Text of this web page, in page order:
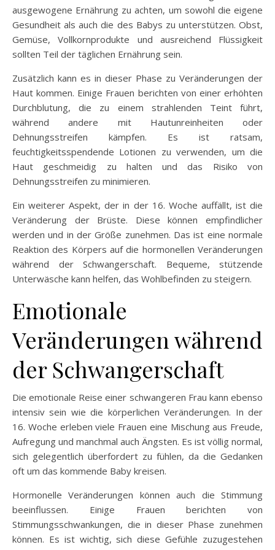
ausgewogene Ernährung zu achten, um sowohl die eigene
Gesundheit als auch die des Babys zu unterstützen. Obst,
Gemüse, Vollkornprodukte und ausreichend Flüssigkeit
sollten Teil der täglichen Ernährung sein.
Zusätzlich kann es in dieser Phase zu Veränderungen der
Haut kommen. Einige Frauen berichten von einer erhöhten
Durchblutung, die zu einem strahlenden Teint führt,
während andere mit Hautunreinheiten oder
Dehnungsstreifen kämpfen. Es ist ratsam,
feuchtigkeitsspendende Lotionen zu verwenden, um die
Haut geschmeidig zu halten und das Risiko von
Dehnungsstreifen zu minimieren.
Ein weiterer Aspekt, der in der 16. Woche auffällt, ist die
Veränderung der Brüste. Diese können empfindlicher
werden und in der Größe zunehmen. Das ist eine normale
Reaktion des Körpers auf die hormonellen Veränderungen
während der Schwangerschaft. Bequeme, stützende
Unterwäsche kann helfen, das Wohlbefinden zu steigern.
Emotionale
Veränderungen während
der Schwangerschaft
Die emotionale Reise einer schwangeren Frau kann ebenso
intensiv sein wie die körperlichen Veränderungen. In der
16. Woche erleben viele Frauen eine Mischung aus Freude,
Aufregung und manchmal auch Ängsten. Es ist völlig normal,
sich gelegentlich überfordert zu fühlen, da die Gedanken
oft um das kommende Baby kreisen.
Hormonelle Veränderungen können auch die Stimmung
beeinflussen. Einige Frauen berichten von
Stimmungsschwankungen, die in dieser Phase zunehmen
können. Es ist wichtig, sich diese Gefühle zuzugestehen